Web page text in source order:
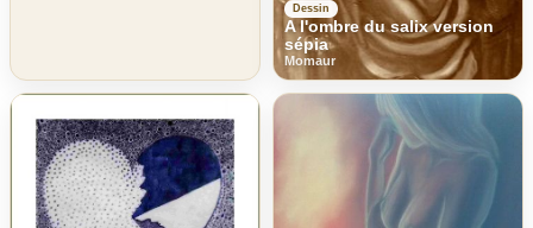
Dessin
A l'ombre du salix version
sépia
Momaur